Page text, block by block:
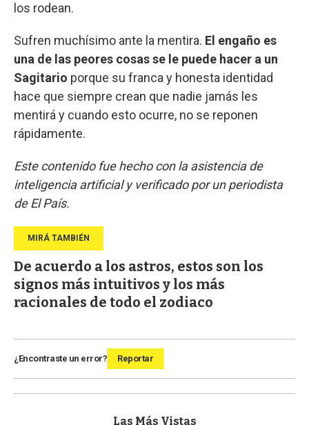
los rodean.
Sufren muchísimo ante la mentira. El engaño es
una de las peores cosas se le puede hacer a un
Sagitario porque su franca y honesta identidad
hace que siempre crean que nadie jamás les
mentirá y cuando esto ocurre, no se reponen
rápidamente.
Este contenido fue hecho con la asistencia de
inteligencia artificial y verificado por un periodista
de El País.
De acuerdo a los astros, estos son los
signos más intuitivos y los más
racionales de todo el zodiaco
¿Encontraste un error? Reportar
Las Más Vistas